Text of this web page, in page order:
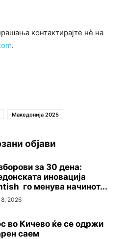
контактирајте нè на
.
Македонија 2025
објави
за 30 дена:
иновација
го менува начинот...
8, 2026
во Кичево ќе се одржи
саем